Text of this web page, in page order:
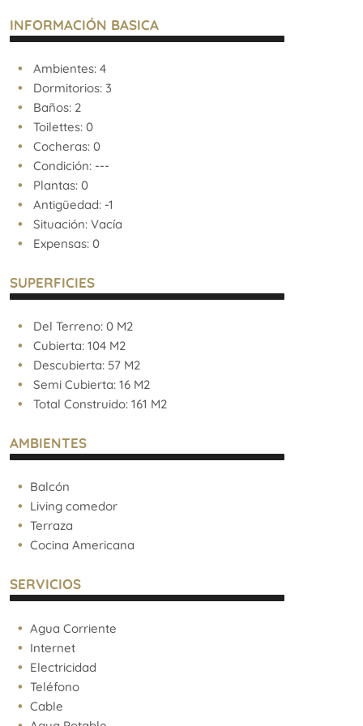
INFORMACIÓN BASICA
Ambientes: 4
Dormitorios: 3
Baños: 2
Toilettes: 0
Cocheras: 0
Condición: ---
Plantas: 0
Antigüedad: -1
Situación: Vacía
Expensas: 0
SUPERFICIES
Del Terreno: 0 M2
Cubierta: 104 M2
Descubierta: 57 M2
Semi Cubierta: 16 M2
Total Construido: 161 M2
AMBIENTES
Balcón
Living comedor
Terraza
Cocina Americana
SERVICIOS
Agua Corriente
Internet
Electricidad
Teléfono
Cable